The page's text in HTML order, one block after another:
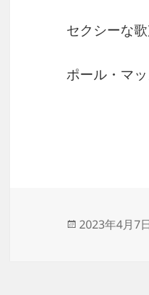
セクシーな
ポール・マ
投
2023年4月7